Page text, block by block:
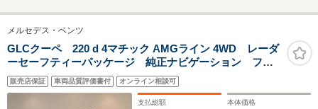
ラレコ 衝突軽減 レ
リアゲート ステアリ
ングヒーター 全席シ
ートヒーター パワー
シート
メルセデス・ベンツ
GLCクーペ 220 d 4マチック AMGライン 4WD レーダ
ーセーフティーパッケージ 純正ナビゲーション フル
セグTV 360°モニター サンルーフ ブラインドスポッ
トモニター LEDヘッドライト 全席シートヒーター
パワーバックドア ETC2.0
販売店保証 車両品質評価書付 オンライン相談可
支払総額 本体価格